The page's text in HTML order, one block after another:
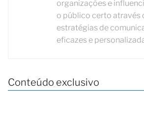
organizações e
o público certo através
estratégias de
eficazes e
Conteúdo exclusivo